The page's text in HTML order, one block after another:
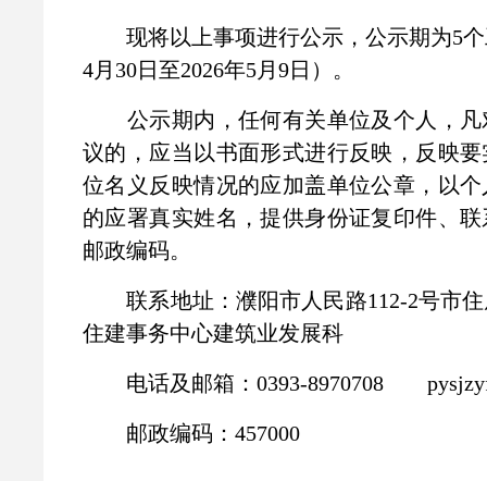
现将以上事项进行公示，公示期为5个
4月30日至2026年5月9日）。
公示期内，任何有关单位及个人，凡
议的，应当以书面形式进行反映，反映
位名义反映情况的应加盖单位公章，以
的应署真实姓名，提供身份证复印件、
邮政编码。
联系地址：濮阳市人民路112-2号市住
住建事务中心建筑业发展科
电话及邮箱：0393-8970708
邮政编码：457000